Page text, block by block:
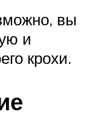
вы
и
крохи.